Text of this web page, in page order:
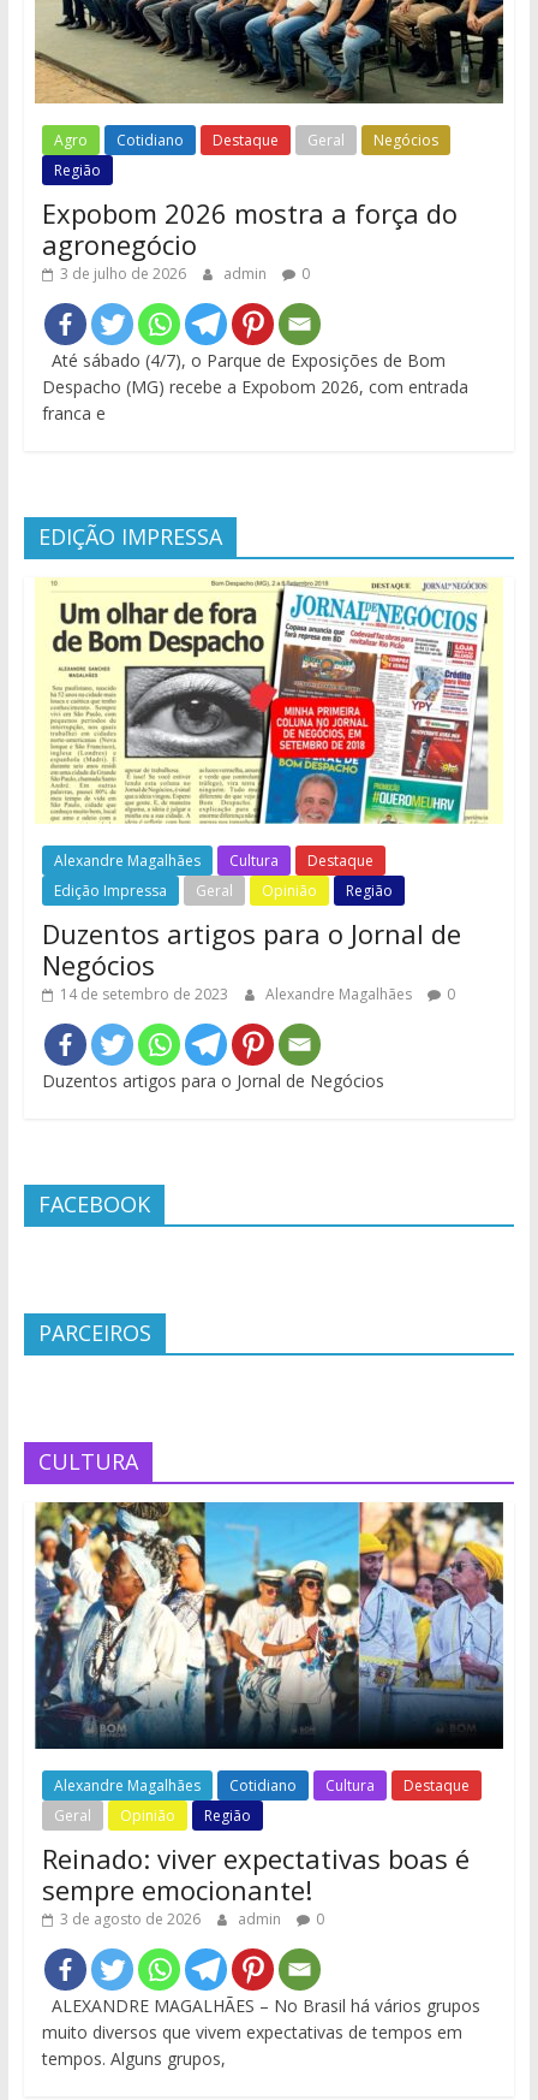
Agro Cotidiano Destaque Geral
Negócios
Região
Expobom 2026 mostra a força do
agronegócio
3 de julho de 2026 admin 0
Até sábado (4/7), o Parque de Exposições de Bom
Despacho (MG) recebe a Expobom 2026, com entrada
franca e
EDIÇÃO IMPRESSA
Alexandre Magalhães Cultura
Destaque
Edição Impressa
Geral Opinião Região
Duzentos artigos para o Jornal de
Negócios
14 de setembro de 2023 Alexandre Magalhães 0
Duzentos artigos para o Jornal de Negócios
FACEBOOK
PARCEIROS
CULTURA
Alexandre Magalhães Cotidiano Cultura
Destaque
Geral
Opinião Região
Reinado: viver expectativas boas é
sempre emocionante!
3 de agosto de 2026 admin 0
ALEXANDRE MAGALHÃES – No Brasil há vários grupos
muito diversos que vivem expectativas de tempos em
tempos. Alguns grupos,